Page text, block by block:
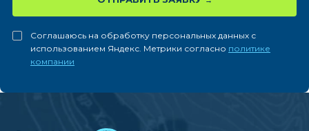
Соглашаюсь на обработку персональных данных с
использованием Яндекс. Метрики согласно политике
компании